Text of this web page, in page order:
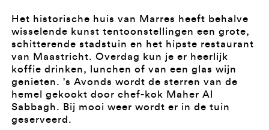
Het historische huis van Marres heeft behalve
wisselende kunst tentoonstellingen een grote,
schitterende stadstuin en het hipste restaurant
van Maastricht. Overdag kun je er heerlijk
koffie drinken, lunchen of van een glas wijn
genieten. 's Avonds wordt de sterren van de
hemel gekookt door chef-kok Maher Al
Sabbagh. Bij mooi weer wordt er in de tuin
geserveerd.